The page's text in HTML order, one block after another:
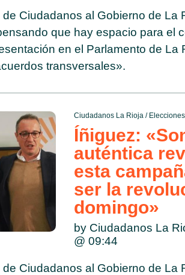
de Ciudadanos al Gobierno de La
que hay espacio para el
en el Parlamento de La
transversales».
Ciudadanos La Rioja/
Íñiguez:
auténtica
esta
ser la
domingo»
by Ciudadanos La
@ 09:44
de Ciudadanos al Gobierno de La